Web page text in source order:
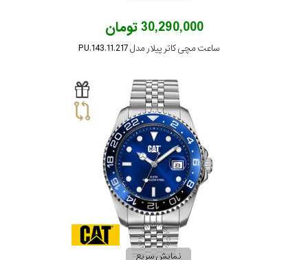
30,290,000 تومان
ساعت مچی کاتر پیلار مدل PU.143.11.217
نمایش سریع